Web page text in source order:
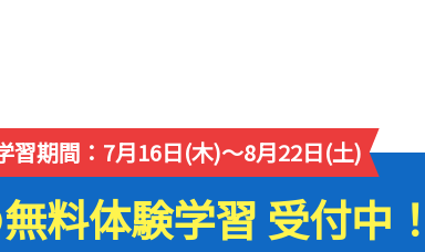
習期間：7月16日(木)～8月22日(土)
料体験学習 受付中！